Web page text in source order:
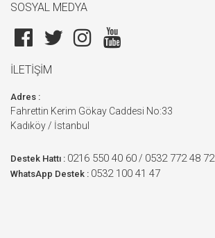
SOSYAL MEDYA
İLETİŞİM
Adres :
Fahrettin Kerim Gökay Caddesi No:33
Kadıköy / İstanbul
Destek Hattı : 0216 550 40 60 / 0532 772 48 72
WhatsApp Destek : 0532 100 41 47